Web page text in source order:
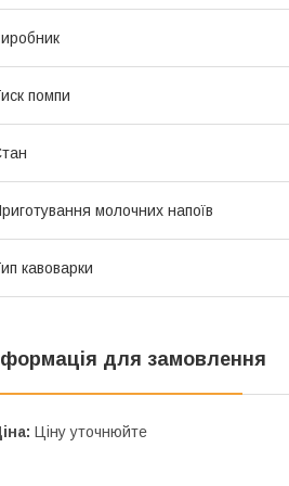
помпи
молочних напоїв
кавоварки
для замовлення
Ціну уточнюйте